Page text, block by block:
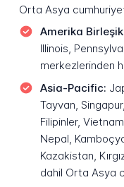
Orta Asya
Amerika
Illinois,
merkezlerinden
Asia-Pacific:
Tayvan,
Filipinler,
Nepal,
Kazakistan,
dahil Orta Asya